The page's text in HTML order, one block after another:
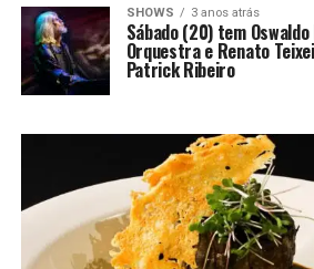
SHOWS 3 anos atrás
Sábado (20) tem
Orquestra e Renato
Patrick Ribeiro